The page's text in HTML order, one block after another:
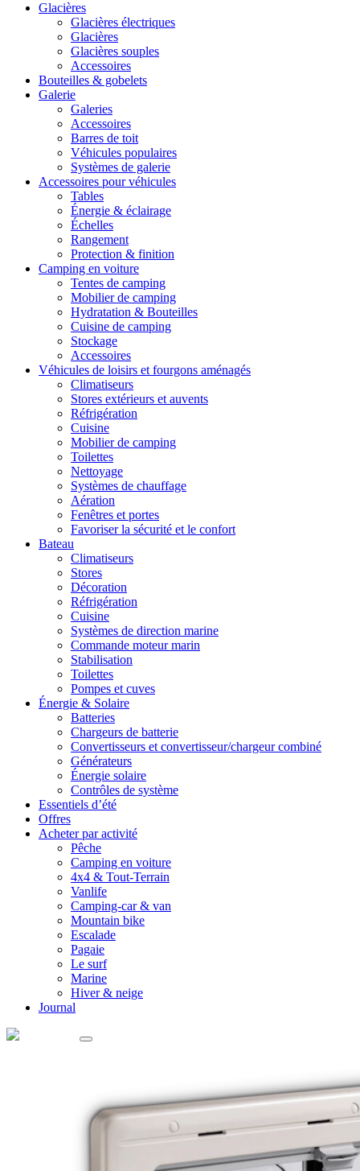
Glacières
Glacières électriques
Glacières
Glacières souples
Accessoires
Bouteilles & gobelets
Galerie
Galeries
Accessoires
Barres de toit
Véhicules populaires
Systèmes de galerie
Accessoires pour véhicules
Tables
Énergie & éclairage
Échelles
Rangement
Protection & finition
Camping en voiture
Tentes de camping
Mobilier de camping
Hydratation & Bouteilles
Cuisine de camping
Stockage
Accessoires
Véhicules de loisirs et fourgons aménagés
Climatiseurs
Stores extérieurs et auvents
Réfrigération
Cuisine
Mobilier de camping
Toilettes
Nettoyage
Systèmes de chauffage
Aération
Fenêtres et portes
Favoriser la sécurité et le confort
Bateau
Climatiseurs
Stores
Décoration
Réfrigération
Cuisine
Systèmes de direction marine
Commande moteur marin
Stabilisation
Toilettes
Pompes et cuves
Énergie & Solaire
Batteries
Chargeurs de batterie
Convertisseurs et convertisseur/chargeur combiné
Générateurs
Énergie solaire
Contrôles de système
Essentiels d’été
Offres
Acheter par activité
Pêche
Camping en voiture
4x4 & Tout-Terrain
Vanlife
Camping-car & van
Mountain bike
Escalade
Pagaie
Le surf
Marine
Hiver & neige
Journal